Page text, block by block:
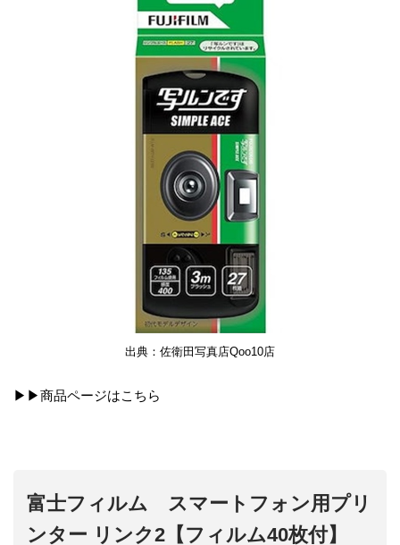
出典：佐衛田写真店Qoo10店
▶▶商品ページはこちら
富士フィルム スマートフォン用プリ
ンター リンク2【フィルム40枚付】